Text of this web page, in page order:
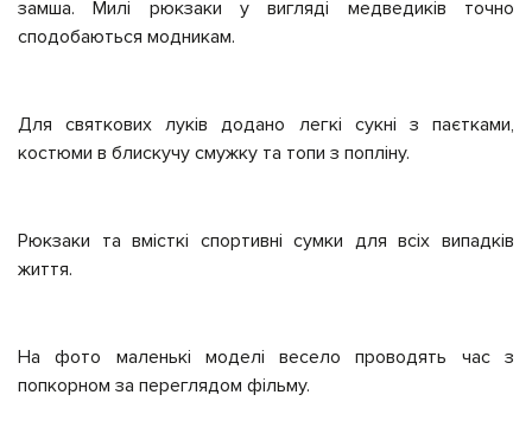
замша. Милі рюкзаки у вигляді медведиків точно
сподобаються модникам.
Для святкових луків додано легкі сукні з паєтками,
костюми в блискучу смужку та топи з попліну.
Рюкзаки та вмісткі спортивні сумки для всіх випадків
життя.
На фото маленькі моделі весело проводять час з
попкорном за переглядом фільму.